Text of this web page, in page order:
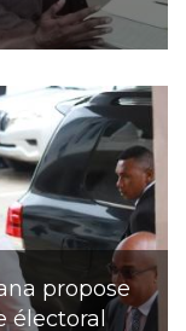
propose